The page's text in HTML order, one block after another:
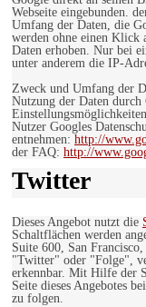
Webseite eingebunden.
Umfang der Daten, die
werden ohne einen Klick
Daten erhoben. Nur bei
unter anderem die IP-
Zweck und Umfang der
Nutzung der Daten durch
Nutzer Googles
entnehmen: http://
der FAQ: http://
Twitter
Dieses Angebot nutzt die
Schaltflächen werden
Suite 600, San
"Twitter" oder "Folge",
erkennbar. Mit Hilfe der
Seite dieses Angebotes
zu folgen.